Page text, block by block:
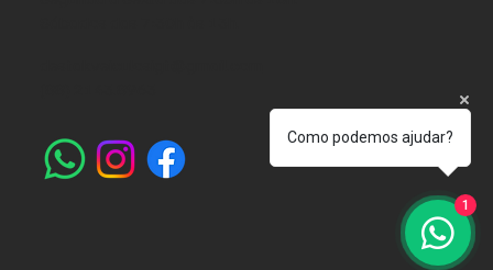
Como podemos ajudar?
1